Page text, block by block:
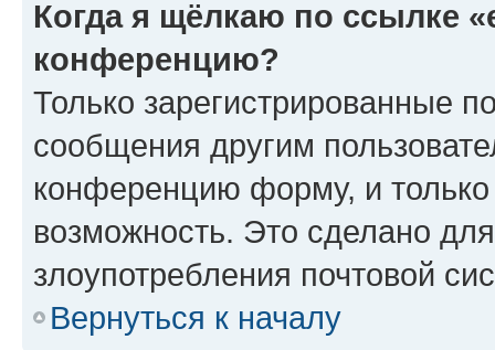
Когда я щёлкаю по ссылке
конференцию?
Только зарегистрированные
сообщения другим
конференцию форму, и
возможность. Это сделано
злоупотребления почтовой
Вернуться к началу